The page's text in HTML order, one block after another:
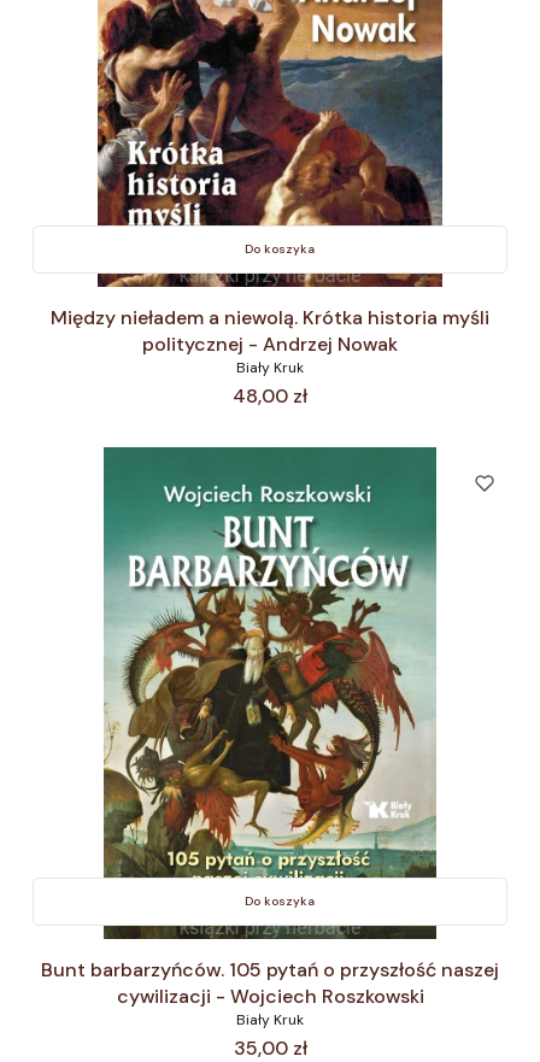
Do koszyka
Między nieładem a niewolą. Krótka historia myśli
politycznej - Andrzej Nowak
Biały Kruk
Cena
48,00 zł
Do koszyka
Bunt barbarzyńców. 105 pytań o przyszłość naszej
cywilizacji - Wojciech Roszkowski
Biały Kruk
Cena
35,00 zł